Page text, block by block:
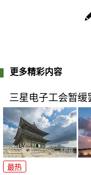
更多精彩内容
三星电子工会暂
最热